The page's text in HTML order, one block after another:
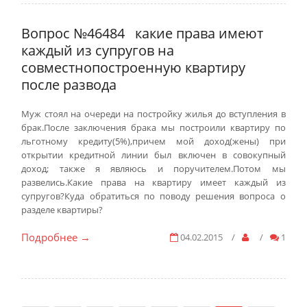
Вопрос №46484 какие права имеют
каждый из супругов на
совместнопостроенную квартиру
после развода
Муж стоял на очереди на постройку жилья до вступления в
брак.После заключения брака мы построили квартиру по
льготному кредиту(5%),причем мой доход(жены) при
открытии кредитной линии был включен в совокупный
доход; также я являюсь и поручителем.Потом мы
развелись.Какие права на квартиру имеет каждый из
супругов?Куда обратиться по поводу решения вопроса о
разделе квартиры?
04.02.2015 / / 1
Подробнее →